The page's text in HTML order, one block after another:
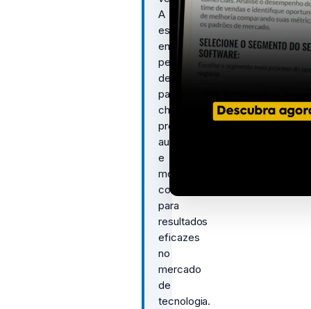
A
estratégia
envolve
pesquisa
de
palavras-
chave,
produção
automatizada
e
monitoramento
contínuo
para
resultados
eficazes
no
mercado
de
tecnologia.